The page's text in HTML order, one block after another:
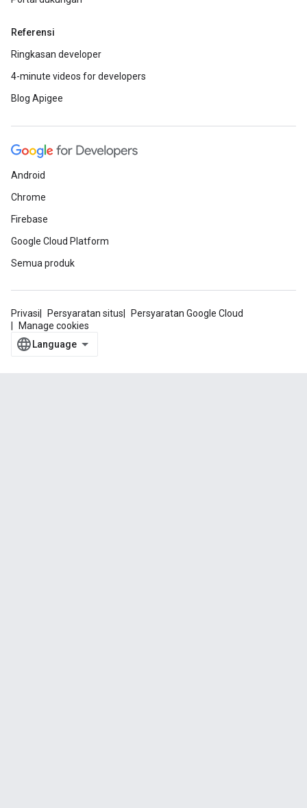
Referensi
Ringkasan developer
4-minute videos for developers
Blog Apigee
Android
Chrome
Firebase
Google Cloud Platform
Semua produk
Privasi Persyaratan situs
Persyaratan Google Cloud
Manage cookies